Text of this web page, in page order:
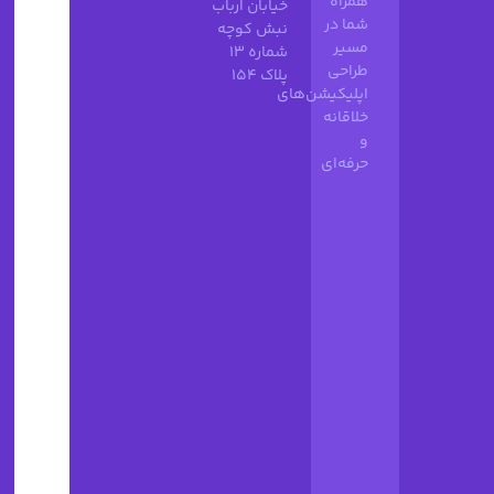
شما در
مسیر
طراحی
اپلیکیشن‌های
خلاقانه
و
حرفه‌ای
خیابان ارباب
نبش کوچه
شماره 13
پلاک 154